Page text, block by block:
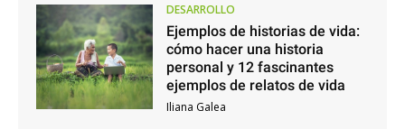
DESARROLLO
Ejemplos de historias de vida:
cómo hacer una historia
personal y 12 fascinantes
ejemplos de relatos de vida
Iliana Galea